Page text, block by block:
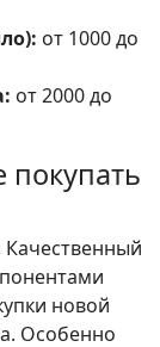
от 1000 до
от 2000 до
покупать
Качественный
новой
Особенно